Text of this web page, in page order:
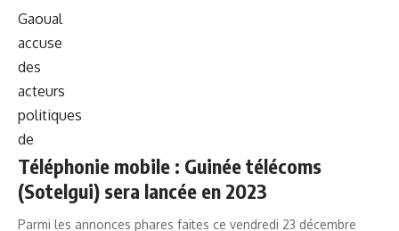
Téléphonie mobile : Guinée télécoms
(Sotelgui) sera lancée en 2023
Parmi les annonces phares faites ce vendredi 23 décembre